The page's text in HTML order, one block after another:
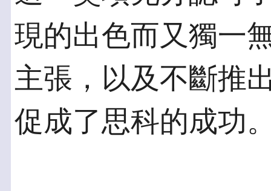
現的出色而又獨一
主張，以及不斷推
促成了思科的成功